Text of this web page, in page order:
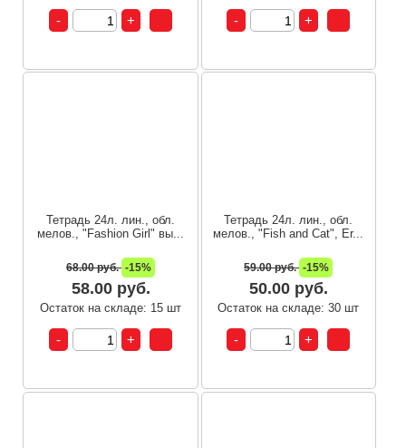
Тетрадь 24л. лин., обл.
мелов., "Fashion Girl" вы...
68.00 руб. -15%
58.00 руб.
Остаток на складе: 15 шт
Тетрадь 24л. лин., обл.
мелов., "Fish and Cat", Er...
59.00 руб. -15%
50.00 руб.
Остаток на складе: 30 шт